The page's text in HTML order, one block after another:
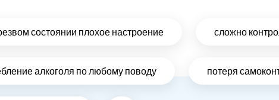
состоянии плохое настроение сложно
алкоголя по любому поводу потеря